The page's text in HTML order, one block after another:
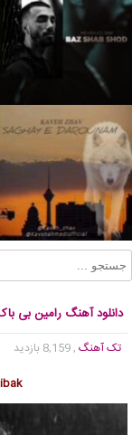
دانلود آهنگ رامین بی
تک آهنگ , 8,159 بازدید